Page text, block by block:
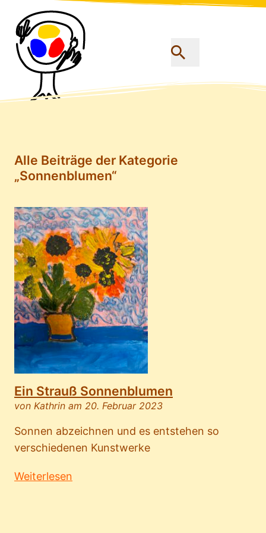
Alle Beiträge der Kategorie
„Sonnenblumen“
Ein Strauß Sonnenblumen
von Kathrin am 20. Februar 2023
Sonnen abzeichnen und es entstehen so
verschiedenen Kunstwerke
Weiterlesen